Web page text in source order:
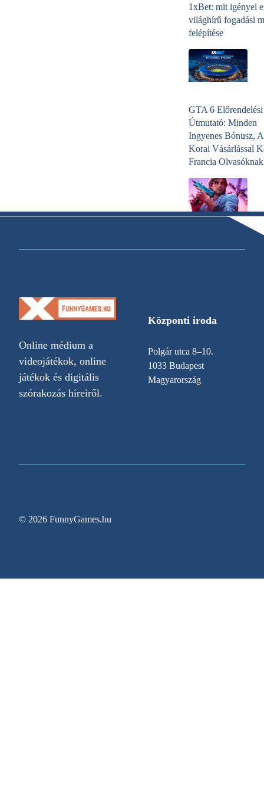
1xBet: mit igényel
világhírű fogadási
felépítése
GTA 6 Előrendelési
Útmutató: Minden
Ingyenes Bónusz,
Korai Vásárlással
Francia Olvasóknak
Online médium a
videojátékok, online
játékok és digitális
szórakozás híreiről.
Központi iroda
Polgár utca 8–10.
1033 Budapest
Magyarország
© 2026 FunnyGames.hu
Adatvédelem